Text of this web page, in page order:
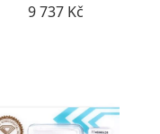
9 737 Kč